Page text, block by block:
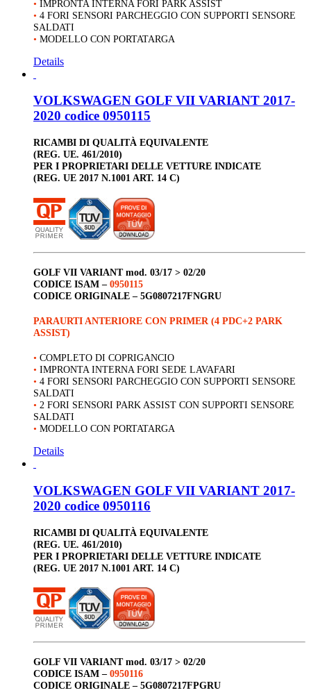
• IMPRONTA INTERNA FORI PARK ASSIST
• 4 FORI SENSORI PARCHEGGIO CON SUPPORTI SENSORE
SALDATI
• MODELLO CON PORTATARGA
Details
VOLKSWAGEN GOLF VII VARIANT 2017-
2020 codice 0950115
RICAMBI DI QUALITÀ EQUIVALENTE
(REG. UE. 461/2010)
PER I PROPRIETARI DELLE VETTURE INDICATE
(REG. UE 2017 N.1001 ART. 14 C)
GOLF VII VARIANTmod. 03/17 > 02/20
CODICE ISAM – 0950115
CODICE ORIGINALE – 5G0807217FNGRU
PARAURTI ANTERIORE CON PRIMER (4 PDC+2 PARK
ASSIST)
• COMPLETO DI COPRIGANCIO
• IMPRONTA INTERNA FORI SEDE LAVAFARI
• 4 FORI SENSORI PARCHEGGIO CON SUPPORTI SENSORE
SALDATI
• 2 FORI SENSORI PARK ASSIST CON SUPPORTI SENSORE
SALDATI
• MODELLO CON PORTATARGA
Details
VOLKSWAGEN GOLF VII VARIANT 2017-
2020 codice 0950116
RICAMBI DI QUALITÀ EQUIVALENTE
(REG. UE. 461/2010)
PER I PROPRIETARI DELLE VETTURE INDICATE
(REG. UE 2017 N.1001 ART. 14 C)
GOLF VII VARIANTmod. 03/17 > 02/20
CODICE ISAM – 0950116
CODICE ORIGINALE – 5G0807217FPGRU